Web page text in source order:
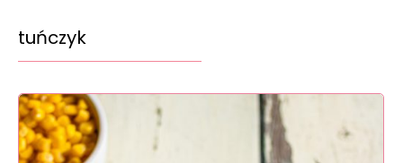
tuńczyk